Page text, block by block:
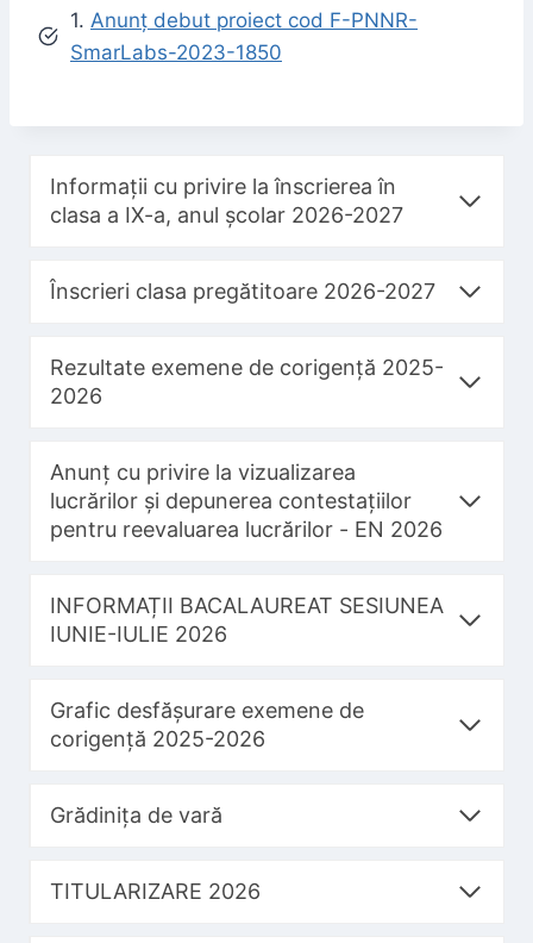
1. Anunț debut proiect cod F-PNNR-
SmarLabs-2023-1850
Informații cu privire la înscrierea în
clasa a IX-a, anul școlar 2026-2027
Înscrieri clasa pregătitoare 2026-2027
Rezultate exemene de corigență 2025-
2026
Anunț cu privire la vizualizarea
lucrărilor și depunerea contestațiilor
pentru reevaluarea lucrărilor - EN 2026
INFORMAȚII BACALAUREAT SESIUNEA
IUNIE-IULIE 2026
Grafic desfășurare exemene de
corigență 2025-2026
Grădinița de vară
TITULARIZARE 2026